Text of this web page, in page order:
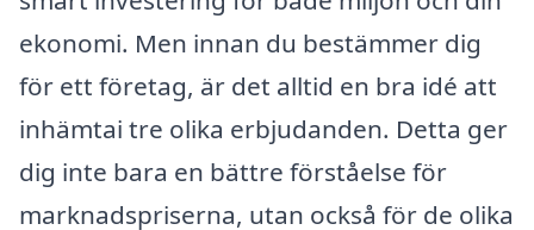
ekonomi. Men innan du bestämmer dig
för ett företag, är det alltid en bra idé att
inhämtai tre olika erbjudanden. Detta ger
dig inte bara en bättre förståelse för
marknadspriserna, utan också för de olika